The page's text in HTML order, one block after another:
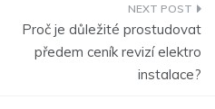
Proč je důležité prostudovat
předem ceník revizí elektro
instalace?